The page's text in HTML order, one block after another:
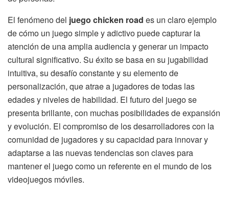
El fenómeno del juego chicken road es un claro ejemplo
de cómo un juego simple y adictivo puede capturar la
atención de una amplia audiencia y generar un impacto
cultural significativo. Su éxito se basa en su jugabilidad
intuitiva, su desafío constante y su elemento de
personalización, que atrae a jugadores de todas las
edades y niveles de habilidad. El futuro del juego se
presenta brillante, con muchas posibilidades de expansión
y evolución. El compromiso de los desarrolladores con la
comunidad de jugadores y su capacidad para innovar y
adaptarse a las nuevas tendencias son claves para
mantener el juego como un referente en el mundo de los
videojuegos móviles.